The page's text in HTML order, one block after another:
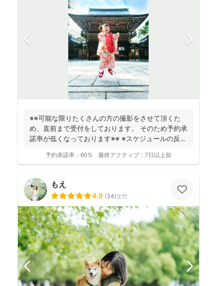
※※可能な限りたくさんの方の撮影をさせて頂くた
め、直前まで受付をしております。 そのため予約承
諾率が低くなっております※※ ※スケジュールの反映
予約承諾率： 60% 最終アクティブ： 7日以上前
もえ
4.9 (34)女性